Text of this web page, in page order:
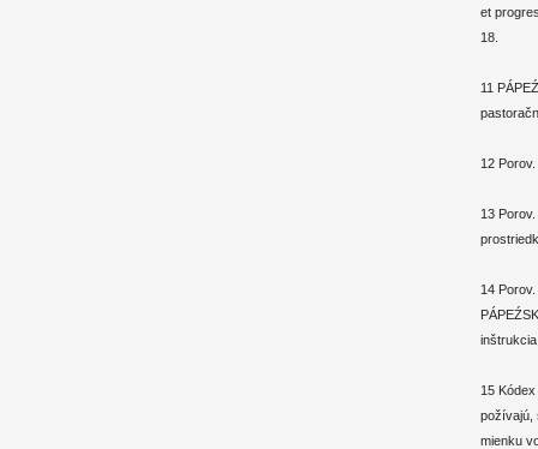
et
18.
11
12
13
14
15
požívajú,
mienku